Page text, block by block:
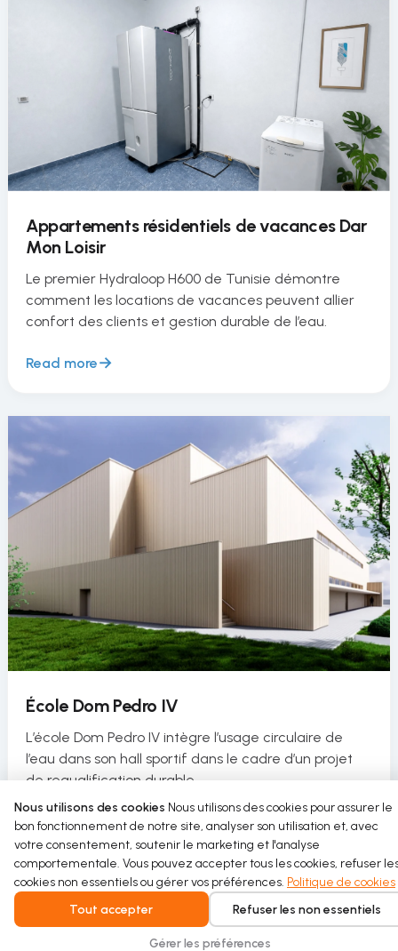
Appartements résidentiels de vacances Dar
Mon Loisir
Le premier Hydraloop H600 de Tunisie démontre
comment les locations de vacances peuvent allier
confort des clients et gestion durable de l’eau.
Read more
École Dom Pedro IV
L’école Dom Pedro IV intègre l’usage circulaire de
l’eau dans son hall sportif dans le cadre d’un projet
de requalification durable.
Read more
Nous utilisons des cookies Nous utilisons des cookies pour assurer le
bon fonctionnement de notre site, analyser son utilisation et, avec
votre consentement, soutenir le marketing et l'analyse
comportementale. Vous pouvez accepter tous les cookies, refuser
cookies non essentiels ou gérer vos préférences. Politique de cookies
Tout accepter
Refuser les non essentiels
Gérer les préférences